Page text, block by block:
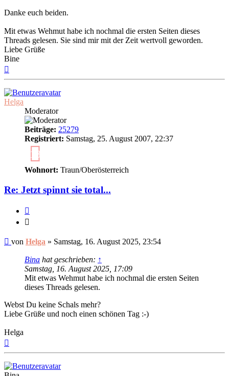
Danke euch beiden.
Mit etwas Wehmut habe ich nochmal die ersten Seiten dieses
Threads gelesen. Sie sind mir mit der Zeit wertvoll geworden.
Liebe Grüße
Bine
Helga
Moderator
Beiträge: 25279
Registriert: Samstag, 25. August 2007, 22:37
18
Wohnort: Traun/Oberösterreich
Re: Jetzt spinnt sie total...
Ungelesener
von Helga » Samstag, 16. August 2025, 23:54
Bina hat geschrieben: ↑
Samstag, 16. August 2025, 17:09
Mit etwas Wehmut habe ich nochmal die ersten Seiten
dieses Threads gelesen.
Webst Du keine Schals mehr?
Liebe Grüße und noch einen schönen Tag :-)
Helga
oben